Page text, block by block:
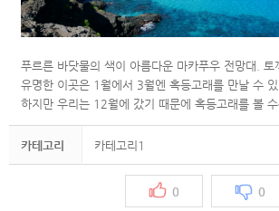
푸르른 바닷물의 색이 아름다운 마카푸우 전망대. 토
유명한 이곳은 1월에서 3월엔 혹등고래를 만날 수 있
하지만 우리는 12월에 갔기 때문에 혹등고래를 볼 수
카테고리 카테고리1
0 0